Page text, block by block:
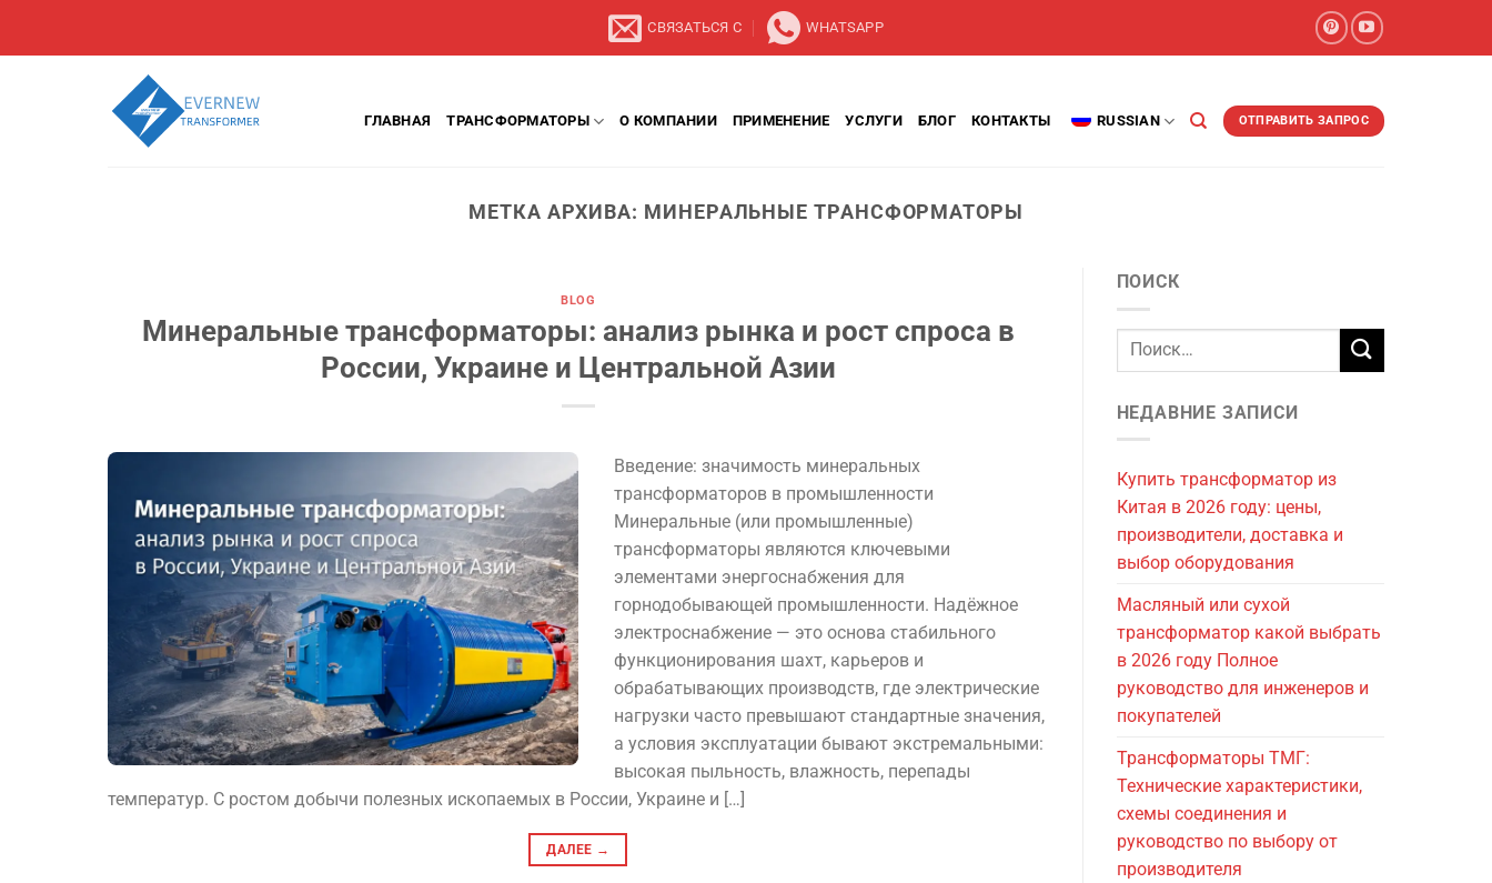
СВЯЗАТЬСЯ С WHATSAPP
ГЛАВНАЯ ТРАНСФОРМАТОРЫ О КОМПАНИИ ПРИМЕНЕНИЕ УСЛУГИ БЛОГ КОНТАКТЫ RUSSIAN ОТПРАВИТЬ ЗАПРОС
МЕТКА АРХИВА: МИНЕРАЛЬНЫЕ ТРАНСФОРМАТОРЫ
BLOG
Минеральные трансформаторы: анализ рынка и рост спроса в
России, Украине и Центральной Азии
Введение: значимость минеральных
трансформаторов в промышленности
Минеральные (или промышленные)
трансформаторы являются ключевыми
элементами энергоснабжения для
горнодобывающей промышленности. Надёжное
электроснабжение — это основа стабильного
функционирования шахт, карьеров и
обрабатывающих производств, где электрические
нагрузки часто превышают стандартные значения,
а условия эксплуатации бывают экстремальными:
высокая пыльность, влажность, перепады
температур. С ростом добычи полезных ископаемых в России, Украине и […]
ДАЛЕЕ →
ПОИСК
НЕДАВНИЕ ЗАПИСИ
Купить трансформатор из
Китая в 2026 году: цены,
производители, доставка и
выбор оборудования
Масляный или сухой
трансформатор какой выбрать
в 2026 году Полное
руководство для инженеров и
покупателей
Трансформаторы ТМГ:
Технические характеристики,
схемы соединения и
руководство по выбору от
производителя